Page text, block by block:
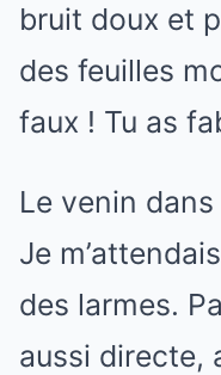
bruit doux et
des feuilles
faux ! Tu as
Le venin dans
Je
des larmes.
aussi directe,